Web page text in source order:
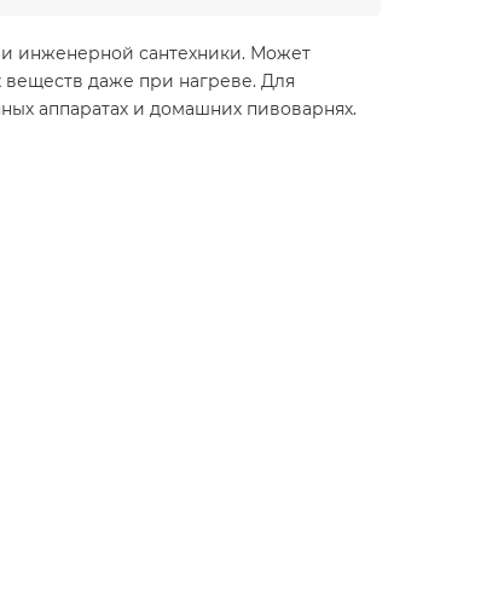
инженерной сантехники. Может
даже при нагреве. Для
аппаратах и домашних пивоварнях.